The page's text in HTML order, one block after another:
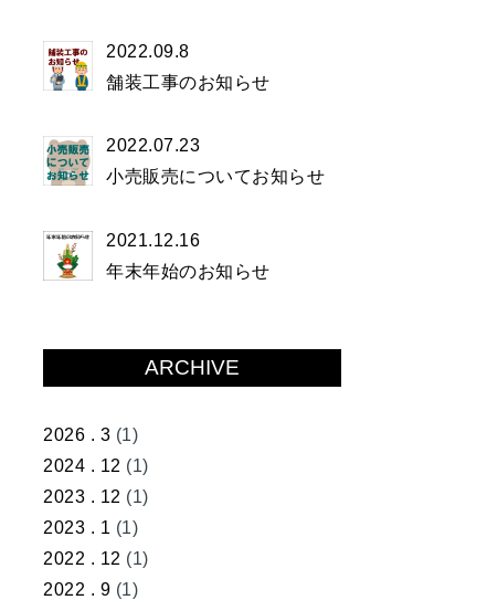
2022.09.8
舗装工事のお知らせ
2022.07.23
小売販売についてお知らせ
2021.12.16
年末年始のお知らせ
ARCHIVE
2026 . 3 (1)
2024 . 12 (1)
2023 . 12 (1)
2023 . 1 (1)
2022 . 12 (1)
2022 . 9 (1)